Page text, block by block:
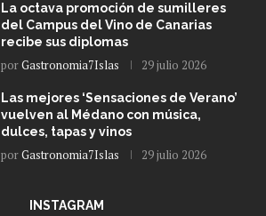
La octava promoción de sumilleres
del Campus del Vino de Canarias
recibe sus diplomas
porGastronomia7Islas 29 julio 2026
Las mejores ‘Sensaciones de Verano’
vuelven al Médano con música,
dulces, tapas y vinos
porGastronomia7Islas 29 julio 2026
INSTAGRAM